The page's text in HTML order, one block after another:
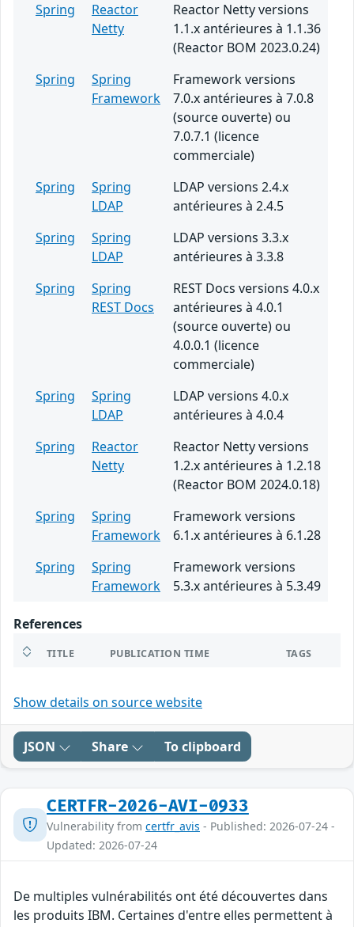
Spring
Reactor
Netty
Reactor Netty versions
1.1.x antérieures à 1.1.36
(Reactor BOM 2023.0.24)
Spring
Spring
Framework
Framework versions
7.0.x antérieures à 7.0.8
(source ouverte) ou
7.0.7.1 (licence
commerciale)
Spring
Spring
LDAP
LDAP versions 2.4.x
antérieures à 2.4.5
Spring
Spring
LDAP
LDAP versions 3.3.x
antérieures à 3.3.8
Spring
Spring
REST Docs
REST Docs versions 4.0.x
antérieures à 4.0.1
(source ouverte) ou
4.0.0.1 (licence
commerciale)
Spring
Spring
LDAP
LDAP versions 4.0.x
antérieures à 4.0.4
Spring
Reactor
Netty
Reactor Netty versions
1.2.x antérieures à 1.2.18
(Reactor BOM 2024.0.18)
Spring
Spring
Framework
Framework versions
6.1.x antérieures à 6.1.28
Spring
Spring
Framework
Framework versions
5.3.x antérieures à 5.3.49
References
TITLE PUBLICATION TIME TAGS
Show details on source website
JSON Share To clipboard
CERTFR-2026-AVI-0933
Vulnerability from certfr_avis - Published: 2026-07-24 -
Updated: 2026-07-24
De multiples vulnérabilités ont été découvertes dans
les produits IBM. Certaines d'entre elles permettent à